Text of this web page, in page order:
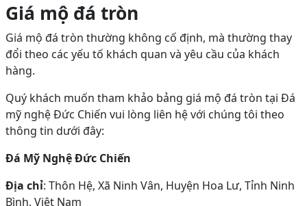
Giá mộ đá tròn
Giá mộ đá tròn thường không cố định, mà thường thay
đổi theo các yếu tố khách quan và yêu cầu của khách
hàng.
Quý khách muốn tham khảo bảng giá mộ đá tròn tại Đá
mỹ nghệ Đức Chiến vui lòng liên hệ với chúng tôi theo
thông tin dưới đây:
Đá Mỹ Nghệ Đức Chiến
Địa chỉ: Thôn Hệ, Xã Ninh Vân, Huyện Hoa Lư, Tỉnh Ninh
Bình, Việt Nam